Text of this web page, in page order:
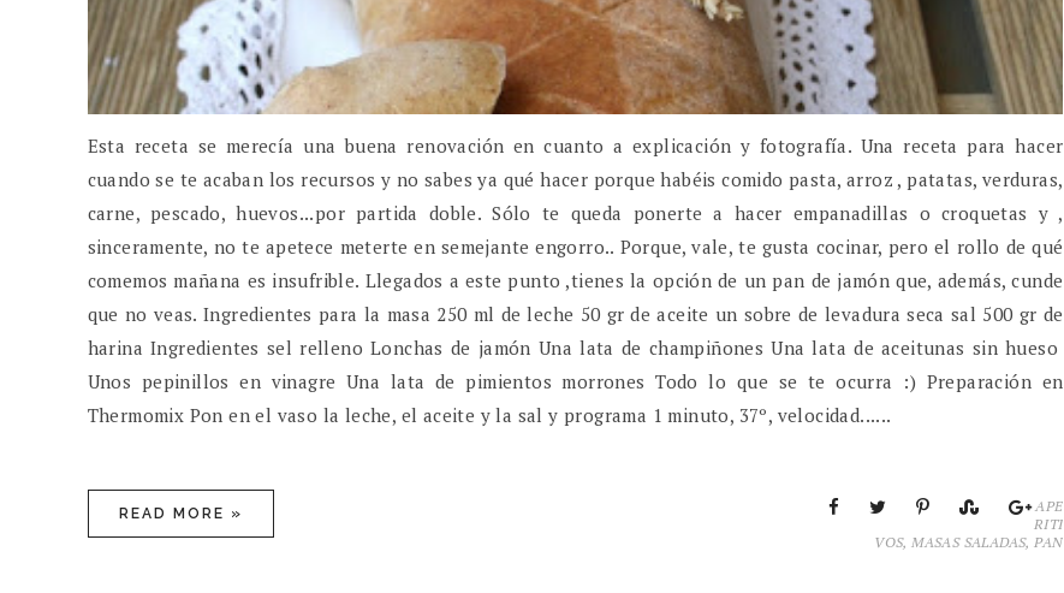
Esta receta se merecía una buena renovación en cuanto a explicación y fotografía. Una receta para hacer
cuando se te acaban los recursos y no sabes ya qué hacer porque habéis comido pasta, arroz , patatas, verduras,
carne, pescado, huevos...por partida doble. Sólo te queda ponerte a hacer empanadillas o croquetas y ,
sinceramente, no te apetece meterte en semejante engorro.. Porque, vale, te gusta cocinar, pero el rollo de qué
comemos mañana es insufrible. Llegados a este punto ,tienes la opción de un pan de jamón que, además, cunde
que no veas. Ingredientes para la masa 250 ml de leche 50 gr de aceite un sobre de levadura seca sal 500 gr de
harina Ingredientes sel relleno Lonchas de jamón Una lata de champiñones Una lata de aceitunas sin hueso
Unos pepinillos en vinagre Una lata de pimientos morrones Todo lo que se te ocurra :) Preparación en
Thermomix Pon en el vaso la leche, el aceite y la sal y programa 1 minuto, 37º, velocidad......
READ MORE »
APE
RITI
VOS,MASAS SALADAS,PAN